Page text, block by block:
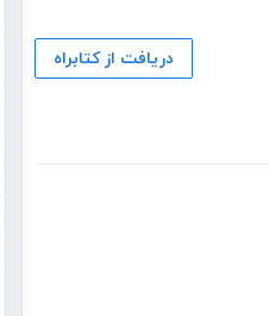
دریافت از کتابراه